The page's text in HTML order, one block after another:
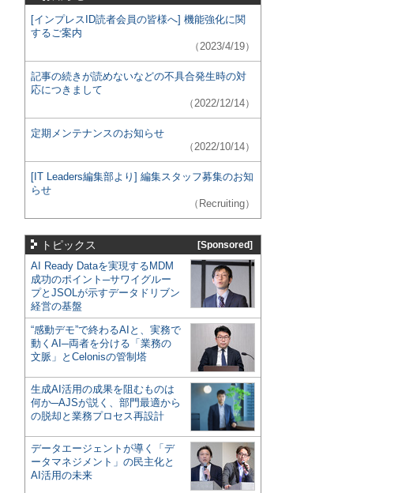
[インプレスID読者会員の皆様へ] 機能強化に関
するご案内
（2023/4/19）
記事の続きが読めないなどの不具合発生時の対
応につきまして
（2022/12/14）
定期メンテナンスのお知らせ
（2022/10/14）
[IT Leaders編集部より] 編集スタッフ募集のお知
らせ
（Recruiting）
トピックス [Sponsored]
AI Ready Dataを実現するMDM
成功のポイント─サワイグルー
プとJSOLが示すデータドリブン
経営の基盤
“感動デモ”で終わるAIと、実務で
動くAI─両者を分ける「業務の
文脈」とCelonisの管制塔
生成AI活用の成果を阻むものは
何か─AJSが説く、部門最適から
の脱却と業務プロセス再設計
データエージェントが導く「デ
ータマネジメント」の民主化と
AI活用の未来